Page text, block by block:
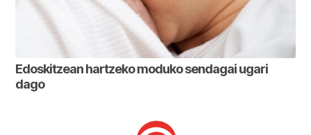
Edoskitzean hartzeko moduko sendagai ugari
dago